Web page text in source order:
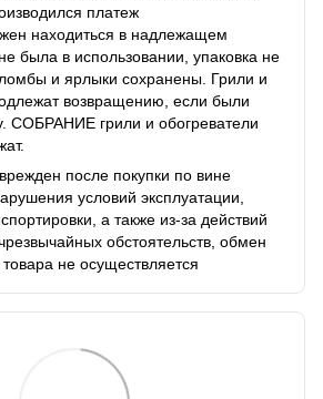
платеж
находиться в надлежащем
была в использовании, упаковка не
и ярлыки сохранены. Грили и
возвращению, если были
СОБРАНИЕ грили и обогреватели
после покупки по вине
условий эксплуатации,
а также из-за действий
обстоятельств, обмен
товара не осуществляется